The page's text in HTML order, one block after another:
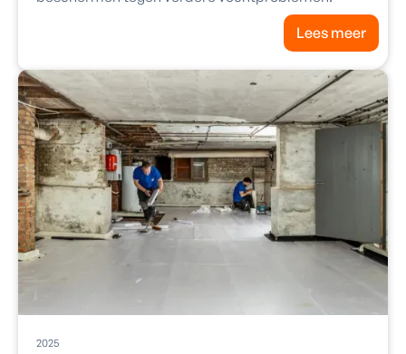
Lees meer
2025